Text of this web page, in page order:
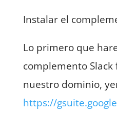
Instalar el
Lo primero que
complemento
nuestro dominio,
https://